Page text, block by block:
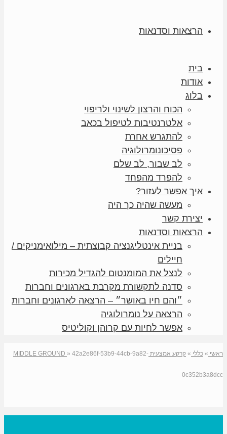
הרצאות וסדנאות
בית
אודות
בלוג
הכוח והרצון לשינוי ולריפוי
אלטרנטיבות לטיפול בכאב
להתגרש אחרת
פסיכונומרולוגיה
לב שבור, לב שלם
להפרד מהפחד
איך אפשר לעזור?
מעשה שהיה כך היה
יצירת קשר
הרצאות וסדנאות
בניית אינטליגנציה קבוצתית – מילואימניקים /
חיילים
לנצל את המומנטום להגדיל מכירות
סדנה לתקשורת מקרבת בארגונים וחברות
״והם חיו באושר״ – הרצאה לארגונים וחברות
הרצאה על נומרולוגיה
אפשר לחיות עם קרוהן וקוליטיס
ראשי » כללי » קרקע אמצעית MIDDLE GROUND » 42a2e86f-53b9-44cb-9a82-
0c352b3a8dcc